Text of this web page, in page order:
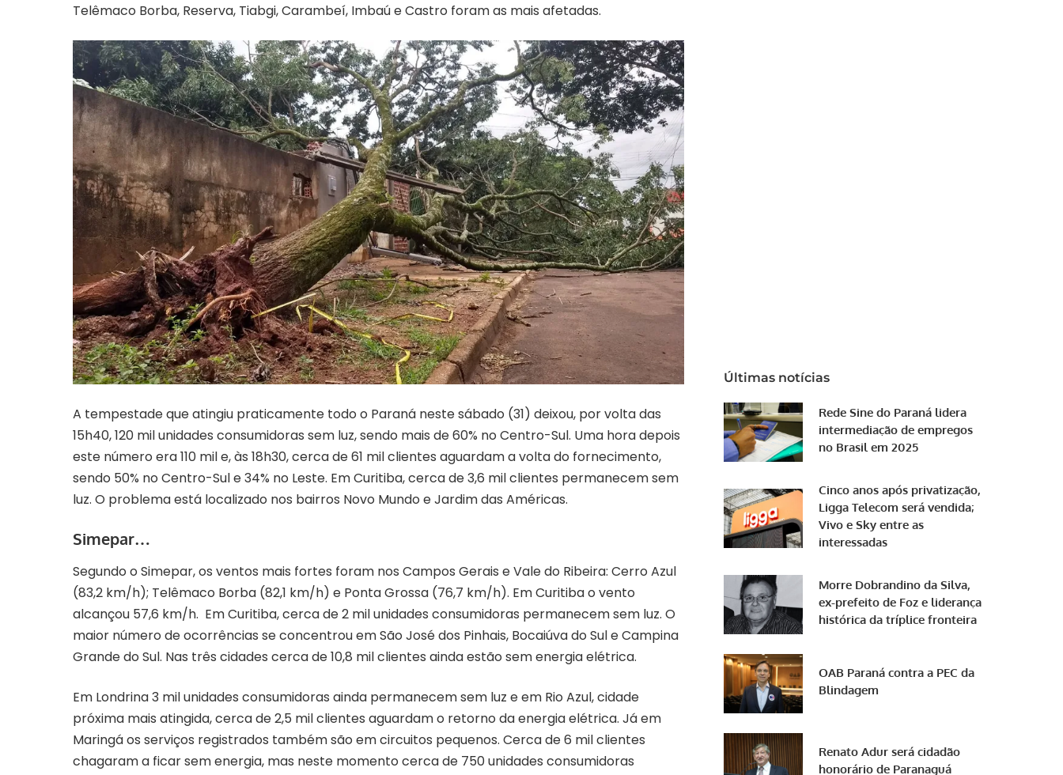
Telêmaco Borba, Reserva, Tiabgi, Carambeí, Imbaú e Castro foram as mais afetadas.
A tempestade que atingiu praticamente todo o Paraná neste sábado (31) deixou, por volta das
15h40, 120 mil unidades consumidoras sem luz, sendo mais de 60% no Centro-Sul. Uma hora depois
este número era 110 mil e, às 18h30, cerca de 61 mil clientes aguardam a volta do fornecimento,
sendo 50% no Centro-Sul e 34% no Leste. Em Curitiba, cerca de 3,6 mil clientes permanecem sem
luz. O problema está localizado nos bairros Novo Mundo e Jardim das Américas.
Simepar…
Segundo o Simepar, os ventos mais fortes foram nos Campos Gerais e Vale do Ribeira: Cerro Azul
(83,2 km/h); Telêmaco Borba (82,1 km/h) e Ponta Grossa (76,7 km/h). Em Curitiba o vento
alcançou 57,6 km/h. Em Curitiba, cerca de 2 mil unidades consumidoras permanecem sem luz. O
maior número de ocorrências se concentrou em São José dos Pinhais, Bocaiúva do Sul e Campina
Grande do Sul. Nas três cidades cerca de 10,8 mil clientes ainda estão sem energia elétrica.
Em Londrina 3 mil unidades consumidoras ainda permanecem sem luz e em Rio Azul, cidade
próxima mais atingida, cerca de 2,5 mil clientes aguardam o retorno da energia elétrica. Já em
Maringá os serviços registrados também são em circuitos pequenos. Cerca de 6 mil clientes
chagaram a ficar sem energia, mas neste momento cerca de 750 unidades consumidoras
Últimas notícias
Rede Sine do Paraná lidera
intermediação de empregos
no Brasil em 2025
Cinco anos após privatização,
Ligga Telecom será vendida;
Vivo e Sky entre as
interessadas
Morre Dobrandino da Silva,
ex-prefeito de Foz e liderança
histórica da tríplice fronteira
OAB Paraná contra a PEC da
Blindagem
Renato Adur será cidadão
honorário de Paranaguá